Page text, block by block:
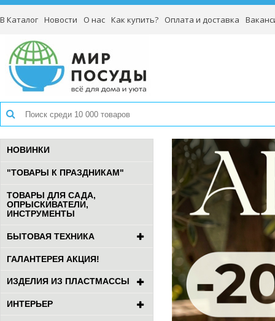
В Каталог Новости О нас Как купить? Оплата и доставка
НОВИНКИ
"ТОВАРЫ К ПРАЗДНИКАМ"
ТОВАРЫ ДЛЯ САДА,
ОПРЫСКИВАТЕЛИ,
ИНСТРУМЕНТЫ
БЫТОВАЯ ТЕХНИКА
ГАЛАНТЕРЕЯ АКЦИЯ!
ИЗДЕЛИЯ ИЗ ПЛАСТМАССЫ
ИНТЕРЬЕР